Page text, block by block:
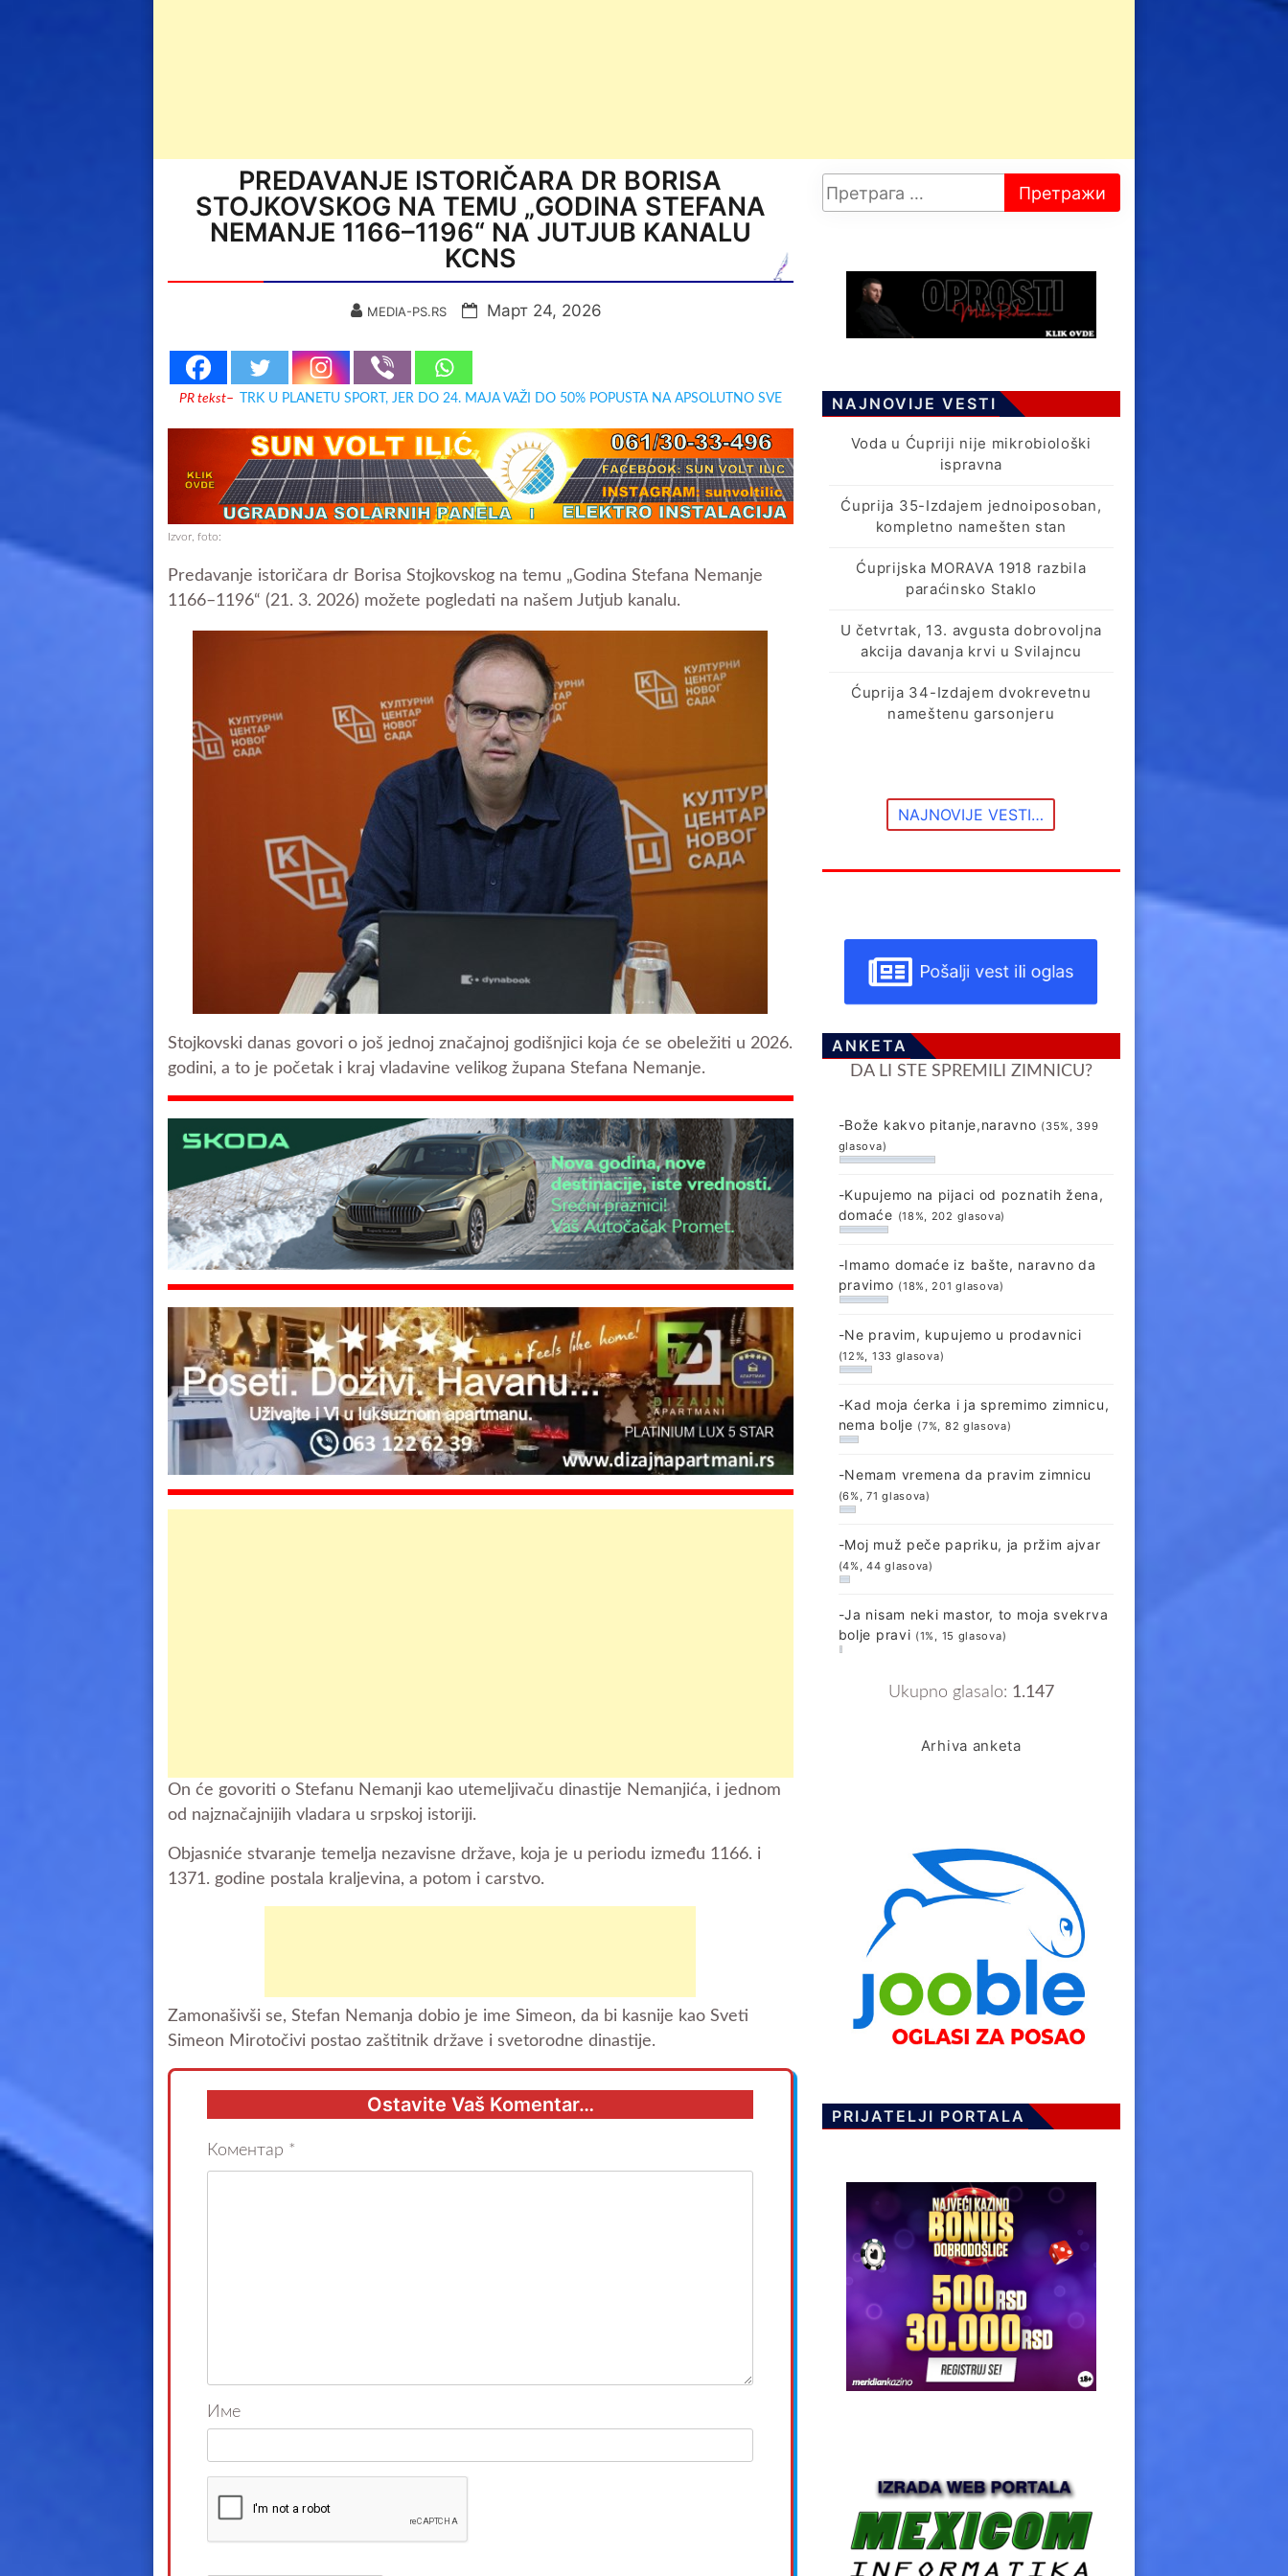
PREDAVANJE ISTORIČARA DR BORISA
STOJKOVSKOG NA TEMU „GODINA STEFANA
NEMANJE 1166–1196“ NA JUTJUB KANALU
KCNS
MEDIA-PS.RS Март 24, 2026
PR tekst– TRK U PLANETU SPORT, JER DO 24. MAJA VAŽI DO 50% POPUSTA NA APSOLUTNO SVE
Izvor, foto:
Predavanje istoričara dr Borisa Stojkovskog na temu „Godina Stefana Nemanje
1166–1196“ (21. 3. 2026) možete pogledati na našem Jutjub kanalu.
Stojkovski danas govori o još jednoj značajnoj godišnjici koja će se obeležiti u 2026.
godini, a to je početak i kraj vladavine velikog župana Stefana Nemanje.
On će govoriti o Stefanu Nemanji kao utemeljivaču dinastije Nemanjića, i jednom
od najznačajnijih vladara u srpskoj istoriji.
Objasniće stvaranje temelja nezavisne države, koja je u periodu između 1166. i
1371. godine postala kraljevina, a potom i carstvo.
Zamonašivši se, Stefan Nemanja dobio je ime Simeon, da bi kasnije kao Sveti
Simeon Mirotočivi postao zaštitnik države i svetorodne dinastije.
Ostavite Vaš Komentar…
Коментар *
Име
NAJNOVIJE VESTI
Voda u Ćupriji nije mikrobiološki
ispravna
Ćuprija 35-Izdajem jednoiposoban,
kompletno namešten stan
Ćuprijska MORAVA 1918 razbila
paraćinsko Staklo
U četvrtak, 13. avgusta dobrovoljna
akcija davanja krvi u Svilajncu
Ćuprija 34-Izdajem dvokrevetnu
nameštenu garsonjeru
NAJNOVIJE VESTI…
Pošalji vest ili oglas
ANKETA
DA LI STE SPREMILI ZIMNICU?
-Bože kakvo pitanje,naravno (35%, 399
glasova)
-Kupujemo na pijaci od poznatih žena,
domaće (18%, 202 glasova)
-Imamo domaće iz bašte, naravno da
pravimo (18%, 201 glasova)
-Ne pravim, kupujemo u prodavnici
(12%, 133 glasova)
-Kad moja ćerka i ja spremimo zimnicu,
nema bolje (7%, 82 glasova)
-Nemam vremena da pravim zimnicu
(6%, 71 glasova)
-Moj muž peče papriku, ja pržim ajvar
(4%, 44 glasova)
-Ja nisam neki mastor, to moja svekrva
bolje pravi (1%, 15 glasova)
Ukupno glasalo: 1.147
Arhiva anketa
PRIJATELJI PORTALA